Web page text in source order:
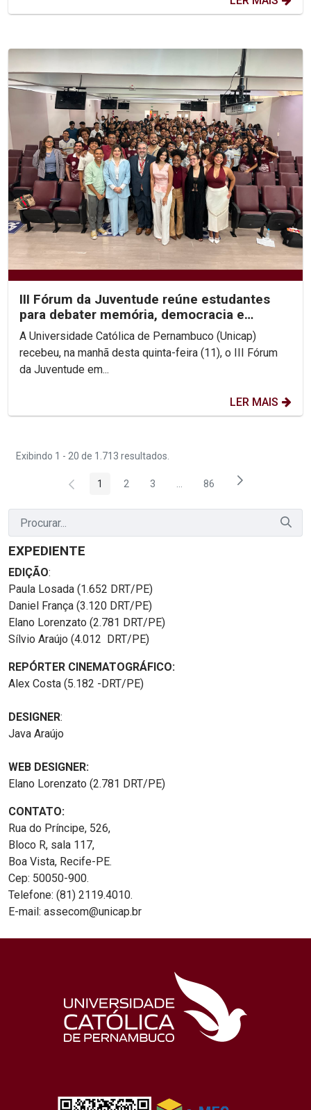
III Fórum da Juventude reúne estudantes
para debater memória, democracia e
direitos humanos na...
A Universidade Católica de Pernambuco (Unicap)
recebeu, na manhã desta quinta-feira (11), o III Fórum
da Juventude em...
LER MAIS
Exibindo 1 - 20 de 1.713 resultados.
Página
1 Página
2 Página
3 Páginas intermediárias Usar
Página
86
EXPEDIENTE
EDIÇÃO:
Paula Losada (1.652 DRT/PE)
Daniel França (3.120 DRT/PE)
Elano Lorenzato (2.781 DRT/PE)
Sílvio Araújo (4.012 DRT/PE)
REPÓRTER CINEMATOGRÁFICO:
Alex Costa (5.182 -DRT/PE)
DESIGNER:
Java Araújo
WEB DESIGNER:
Elano Lorenzato (2.781 DRT/PE)
CONTATO:
Rua do Príncipe, 526,
Bloco R, sala 117,
Boa Vista, Recife-PE.
Cep: 50050-900.
Telefone: (81) 2119.4010.
E-mail: assecom@unicap.br